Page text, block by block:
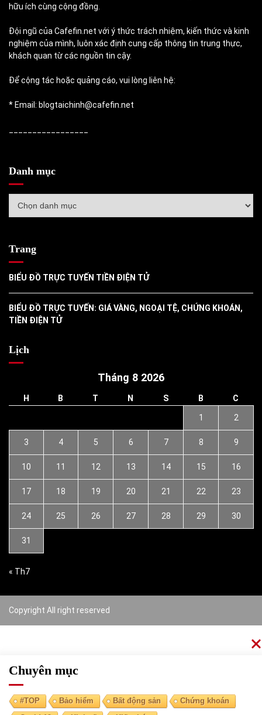
hữu ích cùng cộng đồng.
Đội ngũ của Cafefin.net với ý thức trách nhiệm, kiến thức và kinh
nghiệm của mình, luôn xác định cung cấp thông tin trung thực,
khách quan từ các nguồn tin cậy.
Để cộng tác hoặc quảng cáo, vui lòng liên hệ:
* Email: blogtaichinh@cafefin.net
Danh mục
mục
Trang
BIỂU ĐỒ TRỰC TUYẾN TIỀN ĐIỆN TỬ
BIỂU ĐỒ TRỰC TUYẾN: GIÁ VÀNG, NGOẠI TỆ, CHỨNG KHOÁN,
TIỀN ĐIỆN TỬ
Lịch
Tháng 8 2026
H B T N S B C
1 2
3 4 5 6 7 8 9
10 11 12 13 14 15 16
17 18 19 20 21 22 23
24 25 26 27 28 29 30
31
« Th7
Copyright All right reserved
Chuyên mục
#TOP Bảo hiểm Bất động sản
Chứng khoán